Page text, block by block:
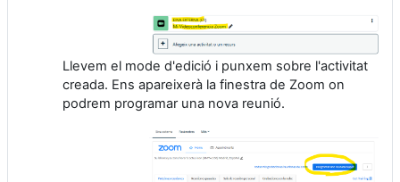
Llevem el mode d'edició i punxem sobre l'activitat
creada. Ens apareixerà la finestra de Zoom on
podrem programar una nova reunió.